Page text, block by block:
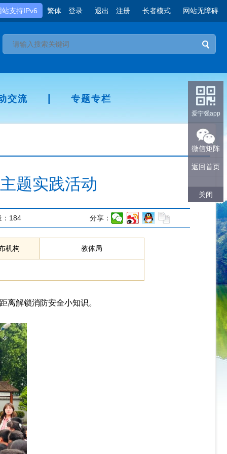
站支持IPv6 繁体 登录 退出 注册 长者模式 网站无障碍
交流 专题专栏
题实践活动
184 分享：
机构 教体局
离解锁消防安全小知识。
爱宁强app
微信矩阵
返回首页
关闭